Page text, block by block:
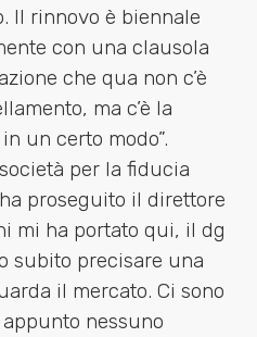
Il rinnovo è biennale
con una clausola
che qua non c’è
ma c’è la
un certo modo”.
per la fiducia
proseguito il direttore
mi ha portato qui, il dg
subito precisare una
il mercato. Ci sono
nessuno